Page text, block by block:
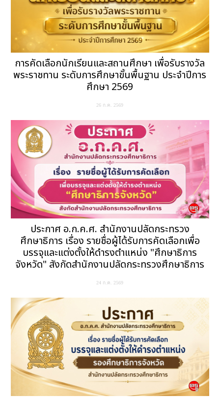
การคัดเลือกนักเรียนและสถานศึกษา เพื่อรับรางวัล
พระราชทาน ระดับการศึกษาขั้นพื้นฐาน ประจำปีการ
ศึกษา 2569
26 ก.ค. 2569
ประกาศ อ.ก.ค.ศ. สำนักงานปลัดกระทรวง
ศึกษาธิการ เรื่อง รายชื่อผู้ได้รับการคัดเลือกเพื่อ
บรรจุและแต่งตั้งให้ดำรงตำแหน่ง "ศึกษาธิการ
จังหวัด" สังกัดสำนักงานปลัดกระทรวงศึกษาธิการ
24 ก.ค. 2569